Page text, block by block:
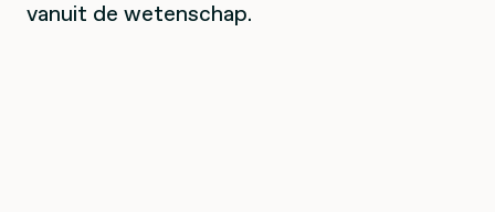
vanuit de wetenschap.